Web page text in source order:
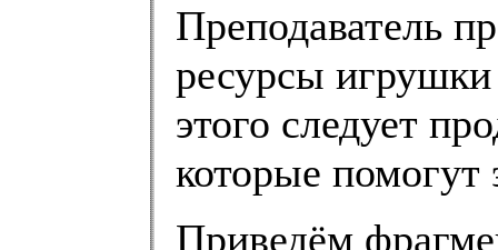
Преподаватель
ресурсы
этого следует
которые помогут
Приведём